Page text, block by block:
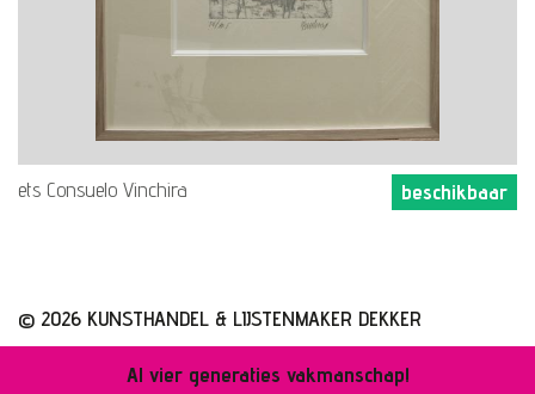
ets Consuelo Vinchira beschikbaar
© 2026 KUNSTHANDEL & LIJSTENMAKER DEKKER
Al vier generaties vakmanschap!